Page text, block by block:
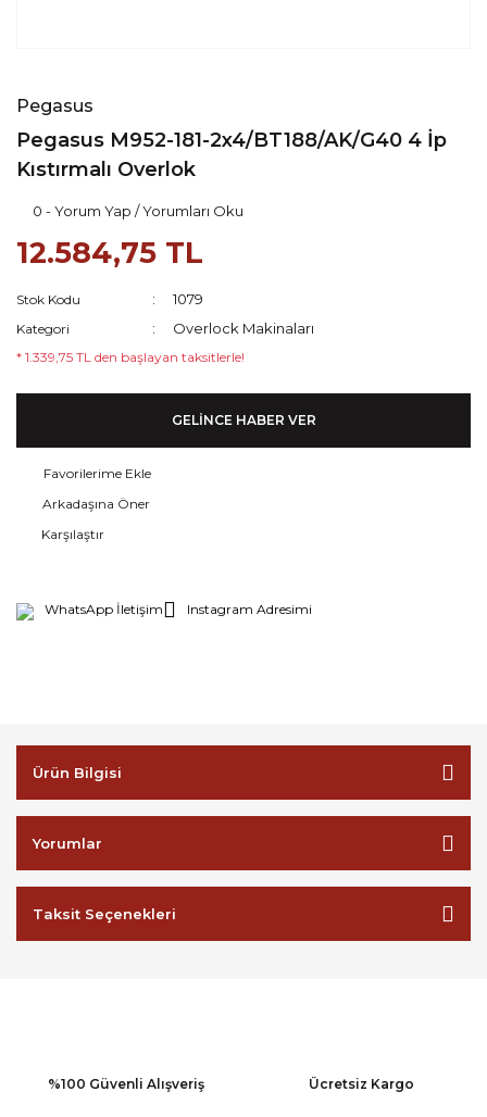
Pegasus
Pegasus M952-181-2x4/BT188/AK/G40 4 İp
Kıstırmalı Overlok
0 - Yorum Yap / Yorumları Oku
12.584,75 TL
Stok Kodu 1079
Kategori Overlock Makinaları
* 1.339,75 TL den başlayan taksitlerle!
GELİNCE HABER VER
Arkadaşına Öner
Karşılaştır
WhatsApp İletişim Instagram Adresimi
Ürün Bilgisi
Yorumlar
Taksit Seçenekleri
%100 Güvenli Alışveriş Ücretsiz Kargo